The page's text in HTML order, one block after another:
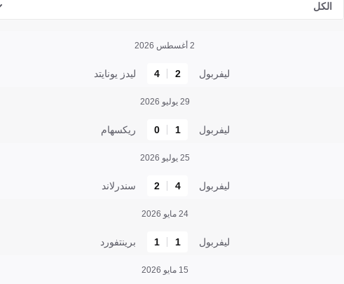
الكل
2 أغسطس 2026
ليفربول 2
4 ليدز يونايتد
29 يوليو 2026
ليفربول 1
0 ريكسهام
25 يوليو 2026
ليفربول 4
2 سندرلاند
24 مايو 2026
ليفربول 1
1 برينتفورد
15 مايو 2026